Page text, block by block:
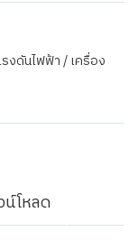
งดันไฟฟ้า / เครื่อง
น์โหลด